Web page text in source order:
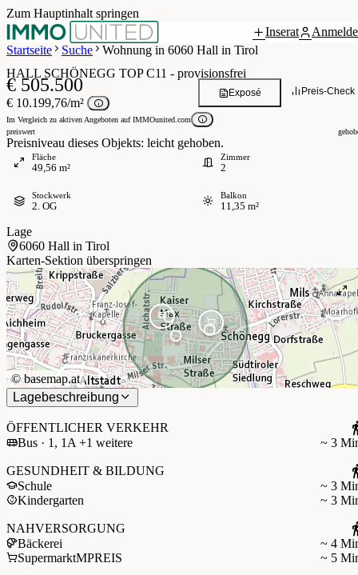
Zum Hauptinhalt springen
Inserat
Startseite
Suche Wohnung in 6060 Hall in Tirol
HALL SCHÖNEGG TOP C11 - provisionsfrei
€ 505.500
€ 10.199,76/m²
Im Vergleich zu aktiven Angeboten auf IMMOunited.com
preiswert
Preisniveau dieses Objekts: leicht gehoben.
Preis-Check
Exposé
Fläche
49,56 m²
Zimmer
2
Stockwerk
2. OG
Balkon
11,35 m²
Lage
6060 Hall in Tirol
Karten-Sektion überspringen
©basemap.at
Lagebeschreibung
ÖFFENTLICHER VERKEHR
Bus · 1, 1A +1 weitere
~ 3
GESUNDHEIT & BILDUNG
Schule
~ 3
Kindergarten
~ 3
NAHVERSORGUNG
Bäckerei
~ 4
SupermarktMPREIS
~ 5